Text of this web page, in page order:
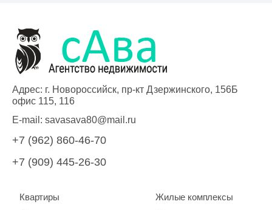
Адрес: г. Новороссийск, пр-кт Дзержинского, 156Б
офис 115, 116
E-mail: savasava80@mail.ru
+7 (962) 860-46-70
+7 (909) 445-26-30
Квартиры
Жилые комплексы